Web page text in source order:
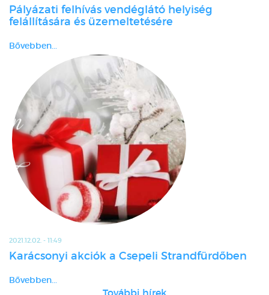
Pályázati felhívás vendéglátó helyiség
felállítására és üzemeltetésére
Bővebben...
2021.12.02. - 11:49
Karácsonyi akciók a Csepeli Strandfürdőben
Bővebben...